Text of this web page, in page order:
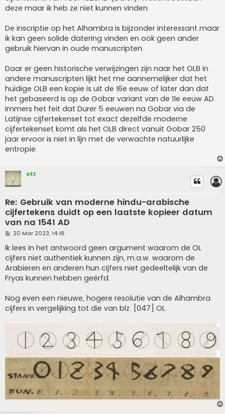
deze maar ik heb ze niet kunnen vinden.
De inscriptie op het Alhambra is bijzonder interessant maar
ik kan geen solide datering vinden en ook geen ander
gebruik hiervan in oude manuscripten.
Daar er geen historische verwijzingen zijn naar het OLB in
andere manuscripten lijkt het me aannemelijker dat het
huidige OLB een kopie is uit de 16e eeuw of later dan dat
het gebaseerd is op de Gobar variant van de 11e eeuw AD.
Immers het feit dat Durer 5 eeuwen na Gobar via de
Latijnse cijfertekenset tot exact dezelfde moderne
cijfertekenset komt als het OLB direct vanuit Gobar 250
jaar ervoor is niet in lijn met de verwachte natuurlijke
entropie.
ott
Re: Gebruik van moderne hindu-arabische
cijfertekens duidt op een laatste kopieer datum
van na 1541 AD
P
s
t
20 Mar 2023, 14:18
Ik lees in het antwoord geen argument waarom de OL
cijfers niet authentiek kunnen zijn, m.a.w. waarom de
Arabieren en anderen hun cijfers niet gedeeltelijk van de
Fryas kunnen hebben geërfd.
Nog even een nieuwe, hogere resolutie van de Alhambra
cijfers in vergelijking tot die van blz. [047] OL.